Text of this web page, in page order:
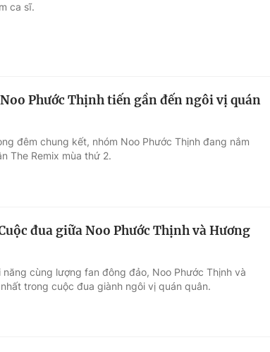
ca sĩ.
Phước Thịnh tiến gần đến ngôi vị quán
đêm chung kết, nhóm Noo Phước Thịnh đang nắm
The Remix mùa thứ 2.
đua giữa Noo Phước Thịnh và Hương
cùng lượng fan đông đảo, Noo Phước Thịnh và
trong cuộc đua giành ngôi vị quán quân.